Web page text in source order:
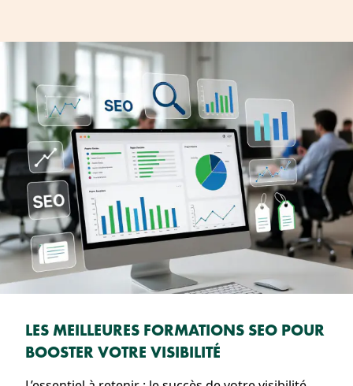
LES MEILLEURES FORMATIONS SEO POUR
BOOSTER VOTRE VISIBILITÉ